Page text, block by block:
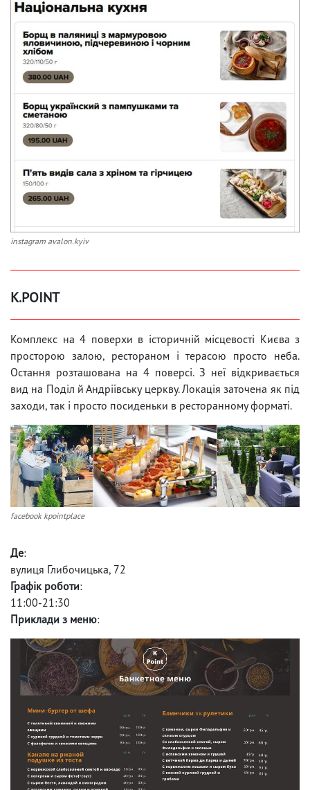
instagram avalon.kyiv
K.POINT
Комплекс на 4 поверхи в історичній місцевості Києва з
просторою залою, рестораном і терасою просто неба.
Остання розташована на 4 поверсі. З неї відкривається
вид на Поділ й Андріївську церкву. Локація заточена як під
заходи, так і просто посиденьки в ресторанному форматі.
facebook kpointplace
Де:
вулиця Глибочицька, 72
Графік роботи:
11:00-21:30
Приклади з меню: